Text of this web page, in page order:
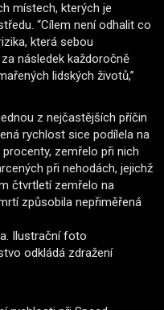
místech, kterých je
“Cílem není odhalit co
která sebou
následek každoročně
lidských životů,”
z nejčastějších příčin
rychlost sice podílela na
zemřelo při nich
při nehodách, jejichž
čtvrtletí zemřelo na
způsobila nepřiměřená
Ilustrační foto
odkládá zdražení